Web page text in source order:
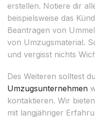
erstellen. Notiere dir
beispielsweise das
Beantragen von
von Umzugsmaterial.
und vergisst nichts
Des Weiteren solltest
Umzugsunternehmen
kontaktieren. Wir
mit langjähriger